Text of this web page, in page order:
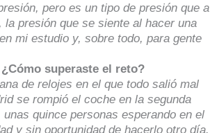
pero es un tipo de presión que a
presión que se siente al hacer una
mi estudio y, sobre todo, para gente
superaste el reto?
de relojes en el que todo salió mal
se rompió el coche en la segunda
quince personas esperando en el
y sin oportunidad de hacerlo otro día.